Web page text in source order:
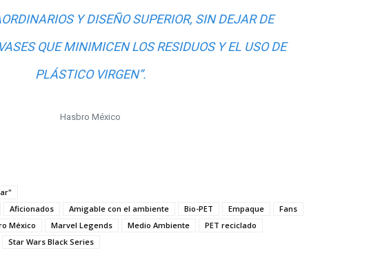
Y DISEÑO SUPERIOR, SIN DEJAR DE
QUE MINIMICEN LOS RESIDUOS Y EL USO DE
PLÁSTICO VIRGEN”.
Hasbro México
Aficionados Amigable con el ambiente Bio-PET Empaque
Fans
México Marvel Legends Medio Ambiente
PET reciclado
Star Wars Black Series